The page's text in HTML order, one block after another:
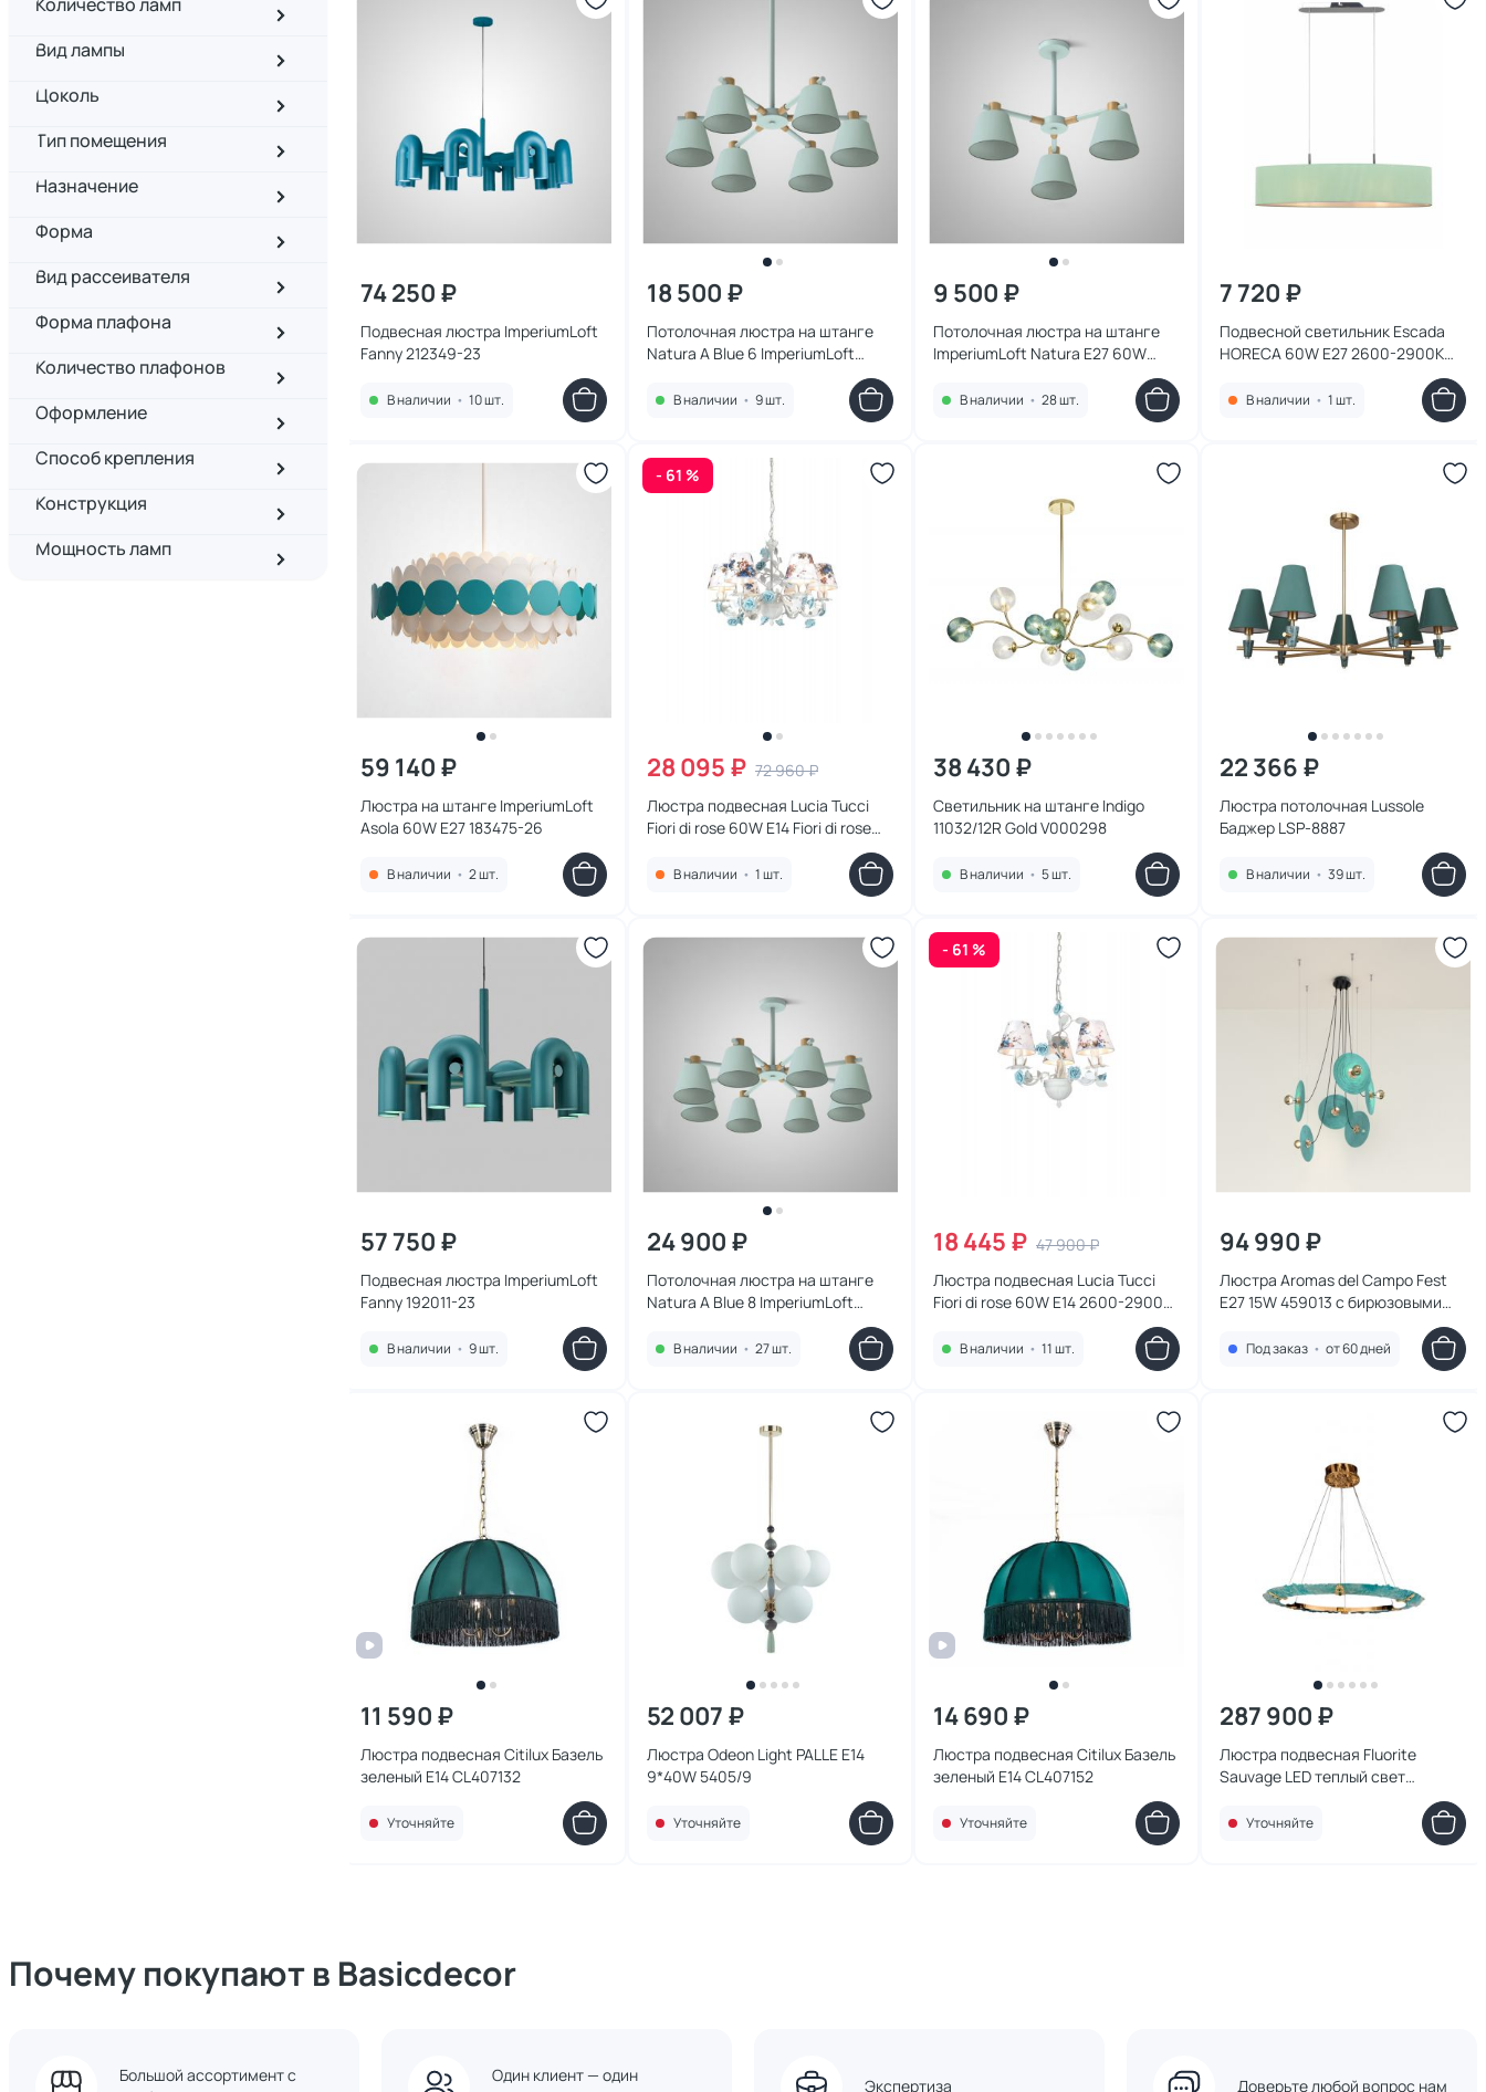
Вид лампы
Цоколь
Тип помещения
Назначение
Форма
Вид рассеивателя
Форма плафона
Количество плафонов
Оформление
Способ крепления
Конструкция
Мощность ламп
74 250 ₽
Подвесная люстра ImperiumLoft
Fanny 212349-23
В наличии • 10 шт.
18 500 ₽
Потолочная люстра на штанге
Natura A Blue 6 ImperiumLoft
В наличии • 9 шт.
9 500 ₽
Потолочная люстра на штанге
ImperiumLoft Natura E27 60W
В наличии • 28 шт.
7 720 ₽
Подвесной светильник Escada
HORECA 60W E27 2600-2900К
В наличии • 1 шт.
59 140 ₽
Люстра на штанге ImperiumLoft
Asola 60W E27 183475-26
В наличии • 2 шт.
- 61 %
28 095 ₽ 72 960 ₽
Люстра подвесная Lucia Tucci
Fiori di rose 60W E14 Fiori di rose
В наличии • 1 шт.
38 430 ₽
Светильник на штанге Indigo
11032/12R Gold V000298
В наличии • 5 шт.
22 366 ₽
Люстра потолочная Lussole
Баджер LSP-8887
В наличии • 39 шт.
57 750 ₽
Подвесная люстра ImperiumLoft
Fanny 192011-23
В наличии • 9 шт.
24 900 ₽
Потолочная люстра на штанге
Natura A Blue 8 ImperiumLoft
В наличии • 27 шт.
- 61 %
18 445 ₽ 47 900 ₽
Люстра подвесная Lucia Tucci
Fiori di rose 60W E14 2600-2900К
В наличии • 11 шт.
94 990 ₽
Люстра Aromas del Campo Fest
E27 15W 459013 с бирюзовыми
Под заказ • от 60 дней
11 590 ₽
Люстра подвесная Citilux Базель
зеленый E14 CL407132
Уточняйте
52 007 ₽
Люстра Odeon Light PALLE E14
9*40W 5405/9
Уточняйте
14 690 ₽
Люстра подвесная Citilux Базель
зеленый E14 CL407152
Уточняйте
287 900 ₽
Люстра подвесная Fluorite
Sauvage LED теплый свет
Уточняйте
Почему покупают в Basicdecor
Большой ассортимент с
Один клиент — один
Экспертиза Доверьте любой вопрос нам